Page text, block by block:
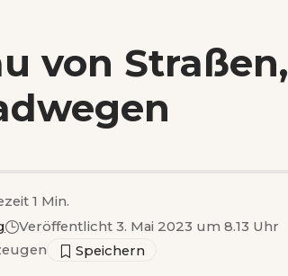
von Straßen,
Veröffentlicht 3. Mai 2023 um 8.13 Uhr
1 Min.